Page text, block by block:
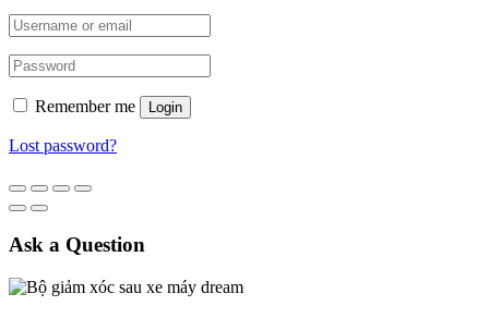
Remember me Login
Lost password?
Ask a Question